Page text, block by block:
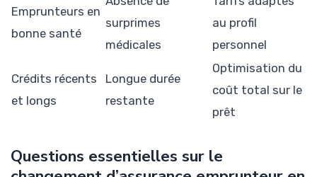
Emprunteurs en
bonne santé
surprimes
médicales
au profil
personnel
Crédits récents
et longs
Longue durée
restante
Optimisation du
coût total sur le
prêt
Questions essentielles sur le